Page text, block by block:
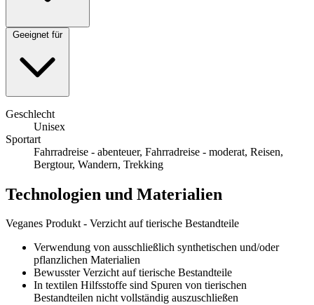
Geeignet für
Geschlecht
Unisex
Sportart
Fahrradreise - abenteuer, Fahrradreise - moderat, Reisen,
Bergtour, Wandern, Trekking
Technologien und Materialien
Veganes Produkt - Verzicht auf tierische Bestandteile
Verwendung von ausschließlich synthetischen und/oder
pflanzlichen Materialien
Bewusster Verzicht auf tierische Bestandteile
In textilen Hilfsstoffe sind Spuren von tierischen
Bestandteilen nicht vollständig auszuschließen